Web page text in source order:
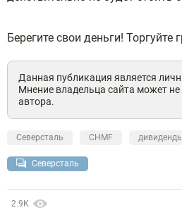
Берегите свои деньги! Торгуйте
Данная публикация является
Мнение владельца сайта может
автора.
Северсталь CHMF
Северсталь
2.9К